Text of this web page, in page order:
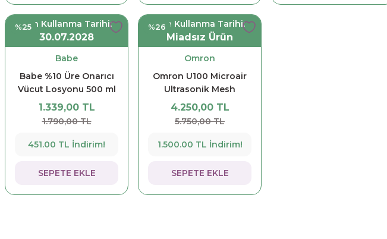
%25Son Kullanma Tarihi:
30.07.2028
Babe
Babe %10 Üre Onarıcı
Vücut Losyonu 500 ml
1.339,00 TL
1.790,00 TL
451.00 TL İndirim!
SEPETE EKLE
%26Son Kullanma Tarihi:
Miadsız Ürün
Omron
Omron U100 Microair
Ultrasonik Mesh
Nebulizatör Sessiz
4.250,00 TL
5.750,00 TL
1.500.00 TL İndirim!
SEPETE EKLE